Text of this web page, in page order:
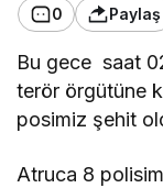
0 Paylaş
Bu gece saat
terör örgütüne
posimiz şehit
Atruca 8